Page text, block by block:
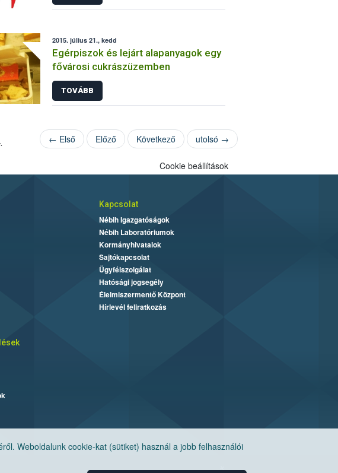
2015. július 21., kedd
Egérpiszok és lejárt alapanyagok egy
fővárosi cukrászüzemben
TOVÁBB
← Első Előző Következő utolsó →
Weboldalunk cookie-kat (sütiket) használ a jobb felhasználói
Cookie beállítások
Kapcsolat
Nébih Igazgatóságok
Nébih Laboratóriumok
Kormányhivatalok
Sajtókapcsolat
Ügyfélszolgálat
Hatósági jogsegély
Élelmiszermentő Központ
Hírlevél feliratkozás